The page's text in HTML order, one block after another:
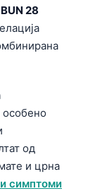
BUN 28
особено
од
и црна
симптоми